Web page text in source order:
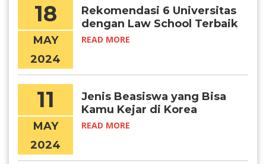
18
MAY
2024
Rekomendasi 6 Universitas
dengan Law School Terbaik
di Korea
READ MORE
11
MAY
2024
Jenis Beasiswa yang Bisa
Kamu Kejar di Korea
University
READ MORE